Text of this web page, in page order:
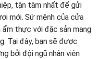
tận tâm nhất để gửi
mới. Sứ mệnh của cửa
ẩm thực với đặc sản mang
Tại đây, bạn sẽ được
bởi đội ngũ nhân viên